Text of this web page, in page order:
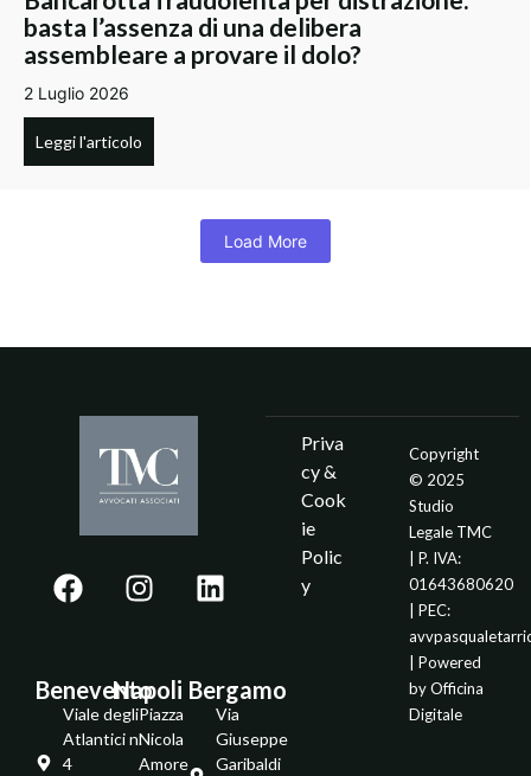
basta l’assenza di una delibera
assembleare a provare il dolo?
2 Luglio 2026
Leggi l'articolo
Load More
Benevento
Viale degli
Atlantici n.
4
Napoli
Piazza
Nicola
Amore
Bergamo
Via
Giuseppe
Garibaldi
Priva
cy &
Cook
ie
Polic
y
Copyright
© 2025
Studio
Legale TMC
| P. IVA:
01643680620
| PEC:
| Powered
byOfficina
Digitale